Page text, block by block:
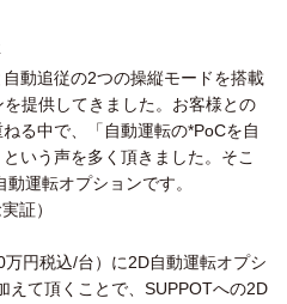
動追従の2つの操縦モードを搭載
提供してきました。お客様との
る中で、「自動運転の*PoCを自
いう声を多く頂きました。そこ
運転オプションです。
証）
円税込/台）に2D自動運転オプシ
えて頂くことで、SUPPOTへの2D